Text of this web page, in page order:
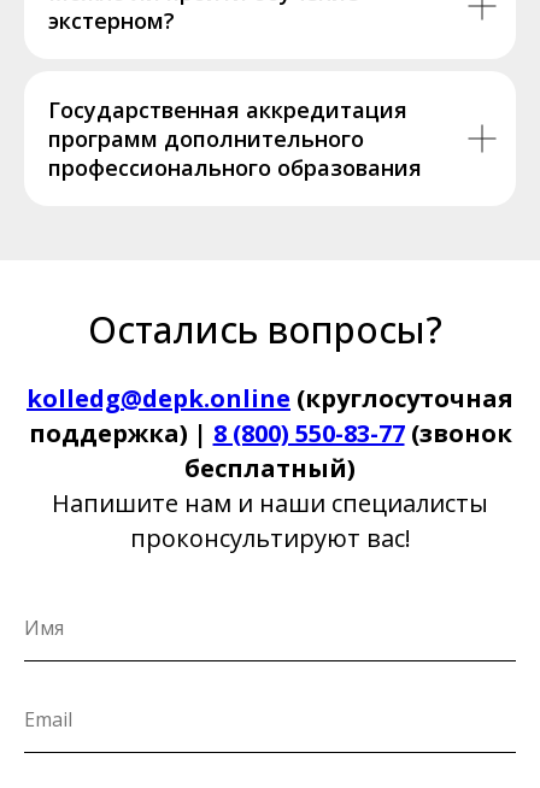
экстерном?
Государственная аккредитация
программ дополнительного
профессионального образования
Остались вопросы?
kolledg@depk.online (круглосуточная
поддержка) | 8 (800) 550-83-77(звонок
бесплатный)
Напишите нам и наши специалисты
проконсультируют вас!